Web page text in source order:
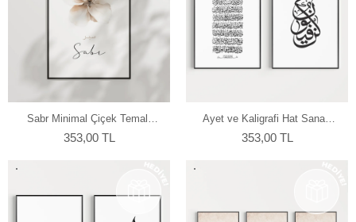
Sabr Minimal Çiçek Temalı
Duvar Poster
353,00 TL
Ayet ve Kaligrafi Hat Sanatı
2'li Duvar Poster Seti
353,00 TL